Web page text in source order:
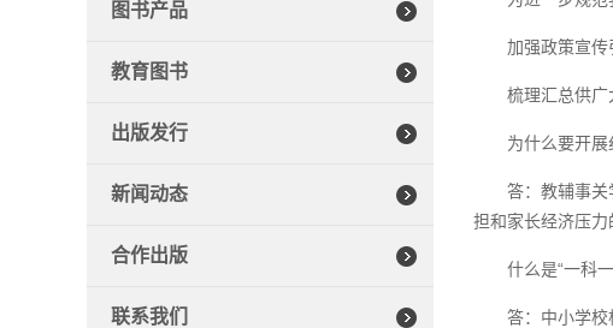
图书产品
教育图书
出版发行
新闻动态
合作出版
联系我们
加强政策宣
梳理汇总供广
为什么要开展
答：教辅事关
担和家长经济压力
什么是“一科一
答：中小学